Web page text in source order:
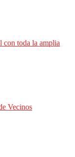
con toda la amplia
Vecinos